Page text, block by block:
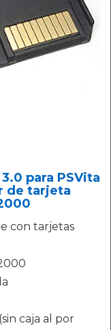
para PSVita
de tarjeta
con tarjetas
caja al por